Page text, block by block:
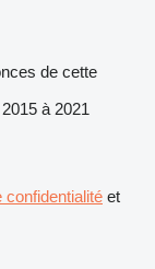
de cette
à 2021
confidentialité et